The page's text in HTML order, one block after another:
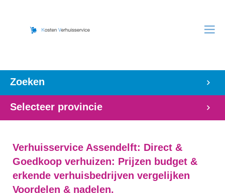
Zoeken
Selecteer provincie
Verhuisservice Assendelft: Direct &
Goedkoop verhuizen: Prijzen budget &
erkende verhuisbedrijven vergelijken
Voordelen & nadelen.